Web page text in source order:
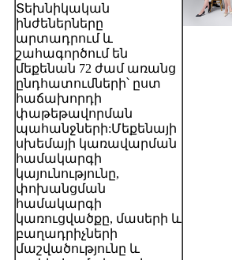
Տեխնիկական
ինժեներները
արտադրում և
շահագործում են
մեքենան 72 ժամ առանց
ընդհատումների՝ ըստ
հաճախորդի
փաթեթավորման
պահանջների:Մեքենայի
սխեմայի կառավարման
համակարգի
կայունությունը,
փոխանցման
համակարգի
կառուցվածքը, մասերի և
բաղադրիչների
մաշվածությունը և